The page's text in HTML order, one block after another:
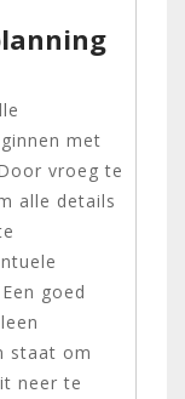
met
vroeg te
alle details
goed
staat om
neer te